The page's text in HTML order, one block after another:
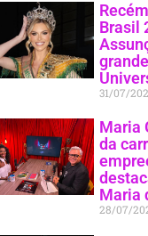
Brasil
31/07/
Maria
da
Maria
28/07/